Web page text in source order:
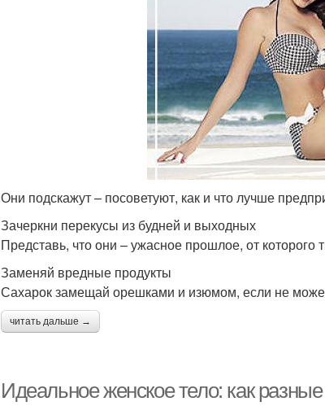
Они подскажут – посоветуют, как и что лучше
Зачеркни перекусы из будней и выходных
Представь, что они – ужасное прошлое, от которого
Заменяй вредные продукты
Сахарок замещай орешками и изюмом, если не
читать дальше →
Идеальное женское тело: как